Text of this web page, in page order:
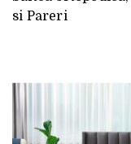
si Pareri